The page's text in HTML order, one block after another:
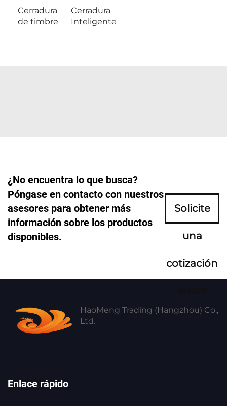
Cerradura
de timbre
Cerradura
Inteligente
¿No encuentra lo que busca?
Póngase en contacto con nuestros
asesores para obtener más
información sobre los productos
disponibles.
Solicite
una
cotización
HaoMeng Trading (Hangzhou) Co.,
Ltd.
Enlace rápido